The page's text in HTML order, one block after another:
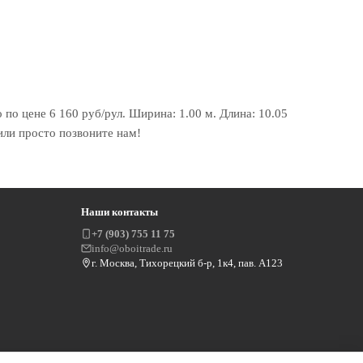
по цене 6 160 руб/рул. Ширина: 1.00 м. Длина: 10.05
просто позвоните нам!
Наши контакты
+7 (903) 755 11 75
info@oboitrade.ru
г. Москва, Тихорецкий б-р, 1к4, пав. А123